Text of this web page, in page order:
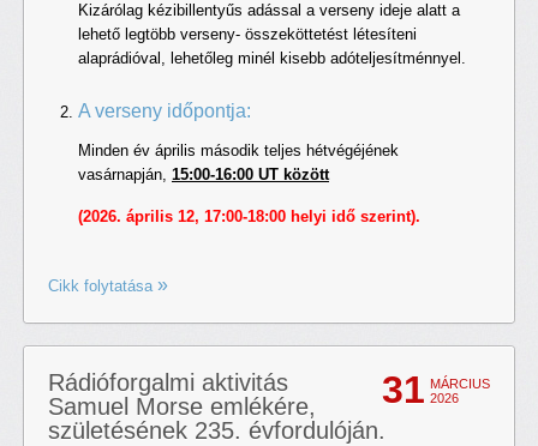
Kizárólag kézibillentyűs adással a verseny ideje alatt a
lehető legtöbb verseny- összeköttetést létesíteni
alaprádióval, lehetőleg minél kisebb adóteljesítménnyel.
A verseny időpontja:
Minden év április második teljes hétvégéjének
vasárnapján, 15:00-16:00 UT között
(2026. április 12, 17:00-18:00 helyi idő szerint).
Cikk folytatása
31 MÁRCIUS
2026
Rádióforgalmi aktivitás
Samuel Morse emlékére,
születésének 235. évfordulóján.